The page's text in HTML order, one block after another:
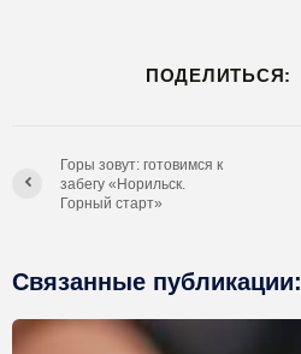
ПОДЕЛИТЬСЯ:
Горы зовут: готовимся к
забегу «Норильск.
Горный старт»
Связанные публикации: